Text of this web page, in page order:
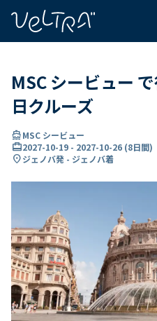
MSC シービュー
日クルーズ
directions_boatMSC シービュー
card_travel2027-10-19 - 2027-10-26 (8日間)
location_onジェノバ発 - ジェノバ着